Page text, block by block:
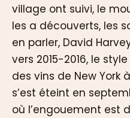
village ont suivi, le
les a découverts, les
en parler, David
vers 2015-2016, le
des vins de New York
s’est éteint en
où l’engouement est